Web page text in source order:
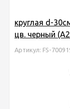
круглая d-
цв. черный
Артикул: FS-